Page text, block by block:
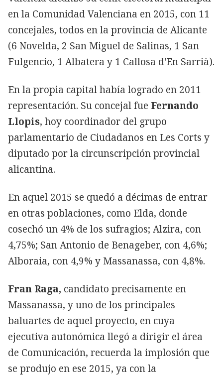
en la Comunidad Valenciana en 2015, con 11
concejales, todos en la provincia de Alicante
(6 Novelda, 2 San Miguel de Salinas, 1 San
Fulgencio, 1 Albatera y 1 Callosa d'En Sarrià).
En la propia capital había logrado en 2011
representación. Su concejal fue Fernando
Llopis, hoy coordinador del grupo
parlamentario de Ciudadanos en Les Corts y
diputado por la circunscripción provincial
alicantina.
En aquel 2015 se quedó a décimas de entrar
en otras poblaciones, como Elda, donde
cosechó un 4% de los sufragios; Alzira, con
4,75%; San Antonio de Benageber, con 4,6%;
Alboraia, con 4,9% y Massanassa, con 4,8%.
Fran Raga, candidato precisamente en
Massanassa, y uno de los principales
baluartes de aquel proyecto, en cuya
ejecutiva autonómica llegó a dirigir el área
de Comunicación, recuerda la implosión que
se produjo en ese 2015, ya con la